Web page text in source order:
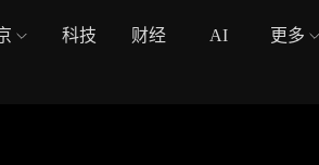
科技 财经 AI 更多